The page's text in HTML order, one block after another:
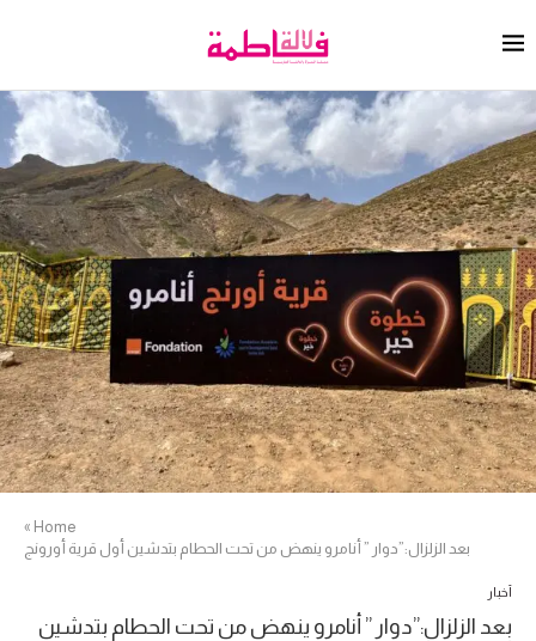
Home
»
بعد الزلزال:”دوار ” أنامرو ينهض من تحت الحطام بتدشين أول قرية أورونج
أخبار
بعد الزلزال:”دوار ” أنامرو ينهض من تحت الحطام بتدشين